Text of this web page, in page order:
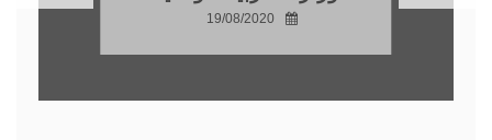
19/08/2020